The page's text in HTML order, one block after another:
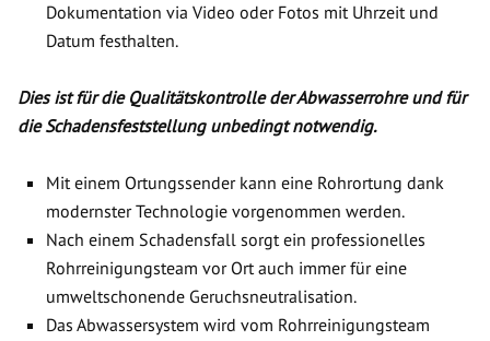
Dokumentation via Video oder Fotos mit Uhrzeit und
Datum festhalten.
Dies ist für die Qualitätskontrolle der Abwasserrohre und für
die Schadensfeststellung unbedingt notwendig.
Mit einem Ortungssender kann eine Rohrortung dank
modernster Technologie vorgenommen werden.
Nach einem Schadensfall sorgt ein professionelles
Rohrreinigungsteam vor Ort auch immer für eine
umweltschonende Geruchsneutralisation.
Das Abwassersystem wird vom Rohrreinigungsteam